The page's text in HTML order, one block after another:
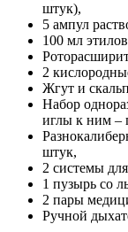
штук),
5 ампул
100 мл
2
Жгут и
Набор
иглы к ним –
штук,
2 системы
1 пузырь со
2 пары
Ручной